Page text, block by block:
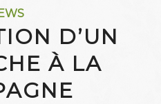
D’UN
À LA